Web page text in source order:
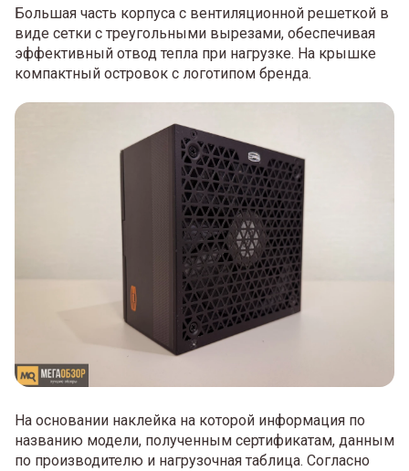
Большая часть корпуса с вентиляционной решеткой в
виде сетки с треугольными вырезами, обеспечивая
эффективный отвод тепла при нагрузке. На крышке
компактный островок с логотипом бренда.
На основании наклейка на которой информация по
названию модели, полученным сертификатам, данным
по производителю и нагрузочная таблица. Согласно